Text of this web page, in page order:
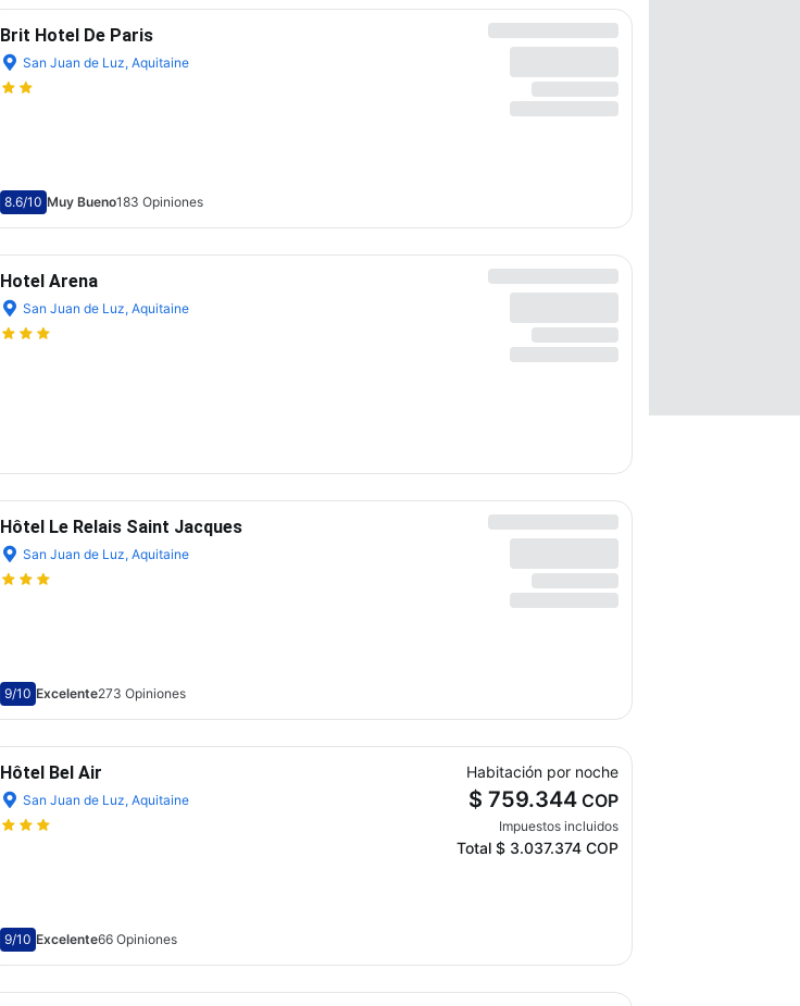
Brit Hotel De Paris
San Juan de Luz, Aquitaine
8.6/10 Muy Bueno183 Opiniones
Hotel Arena
San Juan de Luz, Aquitaine
Hôtel Le Relais Saint Jacques
San Juan de Luz, Aquitaine
9/10 Excelente273 Opiniones
Hôtel Bel Air
San Juan de Luz, Aquitaine
Habitación por noche
$ 759.344 COP
Impuestos incluidos
Total$ 3.037.374 COP
9/10 Excelente66 Opiniones